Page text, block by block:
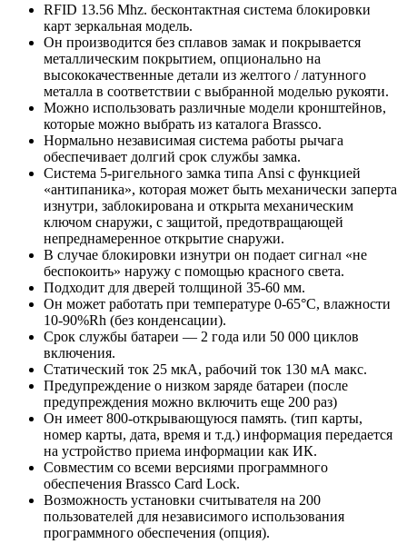
RFID 13.56 Mhz. бесконтактная система блокировки
карт зеркальная модель.
Он производится без сплавов замак и покрывается
металлическим покрытием, опционально на
высококачественные детали из желтого / латунного
металла в соответствии с выбранной моделью рукояти.
Можно использовать различные модели кронштейнов,
которые можно выбрать из каталога Brassco.
Нормально независимая система работы рычага
обеспечивает долгий срок службы замка.
Система 5-ригельного замка типа Ansi с функцией
«антипаника», которая может быть механически заперта
изнутри, заблокирована и открыта механическим
ключом снаружи, с защитой, предотвращающей
непреднамеренное открытие снаружи.
В случае блокировки изнутри он подает сигнал «не
беспокоить» наружу с помощью красного света.
Подходит для дверей толщиной 35-60 мм.
Он может работать при температуре 0-65°C, влажности
10-90%Rh (без конденсации).
Срок службы батареи — 2 года или 50 000 циклов
включения.
Статический ток 25 мкА, рабочий ток 130 мА макс.
Предупреждение о низком заряде батареи (после
предупреждения можно включить еще 200 раз)
Он имеет 800-открывающуюся память. (тип карты,
номер карты, дата, время и т.д.) информация передается
на устройство приема информации как ИК.
Совместим со всеми версиями программного
обеспечения Brassco Card Lock.
Возможность установки считывателя на 200
пользователей для независимого использования
программного обеспечения (опция).